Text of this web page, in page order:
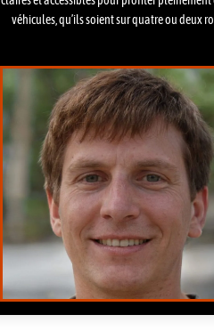
véhicules, qu’ils soient sur quatre ou deux